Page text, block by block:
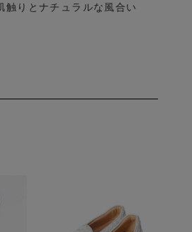
りとナチュラルな風合い